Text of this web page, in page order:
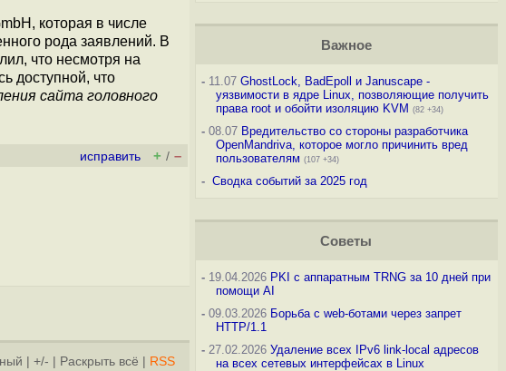
которая в числе
рода заявлений. В
что несмотря на
доступной, что
сайта головного
исправить + / –
+/- Раскрыть всё RSS
Важное
-11.07 GhostLock, BadEpoll и Januscape -
уязвимости в ядре Linux, позволяющие получить
права root и обойти изоляцию KVM (82 +34)
-08.07 Вредительство со стороны разработчика
OpenMandriva, которое могло причинить вред
пользователям (107 +34)
- Сводка событий за 2025 год
Советы
-19.04.2026 PKI с аппаратным TRNG за 10 дней при
помощи AI
-09.03.2026 Борьба с web-ботами через запрет
HTTP/1.1
-27.02.2026 Удаление всех IPv6 link-local адресов
на всех сетевых интерфейсах в Linux